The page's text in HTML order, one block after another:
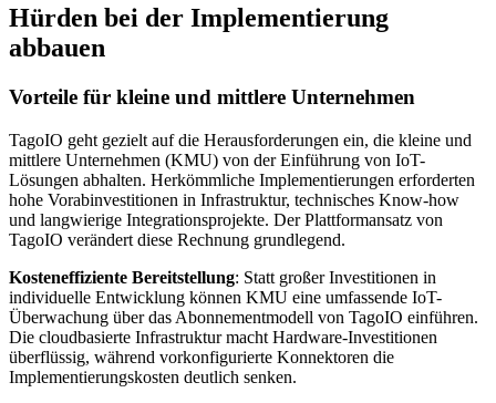
Hürden bei der Implementierung
abbauen
Vorteile für kleine und mittlere Unternehmen
TagoIO geht gezielt auf die Herausforderungen ein, die kleine und
mittlere Unternehmen (KMU) von der Einführung von IoT-
Lösungen abhalten. Herkömmliche Implementierungen erforderten
hohe Vorabinvestitionen in Infrastruktur, technisches Know-how
und langwierige Integrationsprojekte. Der Plattformansatz von
TagoIO verändert diese Rechnung grundlegend.
Kosteneffiziente Bereitstellung: Statt großer Investitionen in
individuelle Entwicklung können KMU eine umfassende IoT-
Überwachung über das Abonnementmodell von TagoIO einführen.
Die cloudbasierte Infrastruktur macht Hardware-Investitionen
überflüssig, während vorkonfigurierte Konnektoren die
Implementierungskosten deutlich senken.